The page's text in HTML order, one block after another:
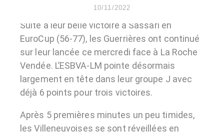
10/11/2022
Suite à leur belle victoire à Sassari en
EuroCup (56-77), les Guerrières ont continué
sur leur lancée ce mercredi face à La Roche
Vendée. L’ESBVA-LM pointe désormais
largement en tête dans leur groupe J avec
déjà 6 points pour trois victoires.
Après 5 premières minutes un peu timides,
les Villeneuvoises se sont réveillées en